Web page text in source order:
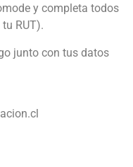
y completa todos
RUT).
junto con tus datos